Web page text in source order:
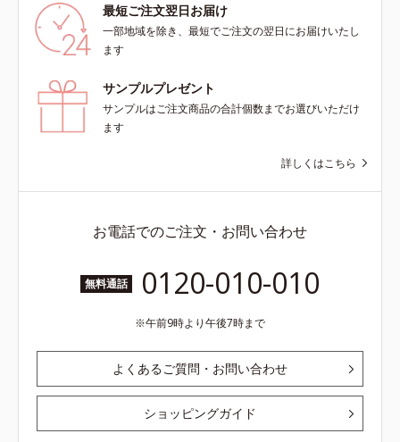
最短ご注文翌日お届け
一部地域を除き、最短でご注文の翌日にお届けいたし
ます
サンプルプレゼント
サンプルはご注文商品の合計個数までお選びいただけ
ます
詳しくはこちら
お電話でのご注文・お問い合わせ
無料通話 0120-010-010
午前9時より午後7時まで
よくあるご質問・お問い合わせ
ショッピングガイド